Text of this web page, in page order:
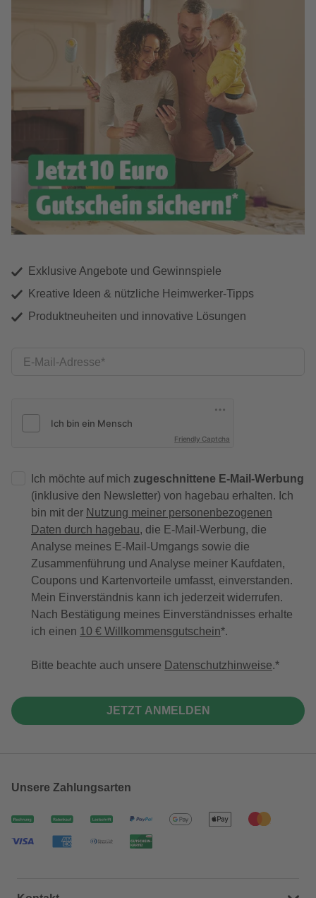
Exklusive Angebote und Gewinnspiele
Kreative Ideen & nützliche Heimwerker-Tipps
Produktneuheiten und innovative Lösungen
E-Mail-Adresse
Friendly Captcha
Ich möchte auf mich zugeschnittene E-Mail-Werbung
(inklusive den Newsletter) von hagebau erhalten. Ich
bin mit der Nutzung meiner personenbezogenen
Daten durch hagebau, die E-Mail-Werbung, die
Analyse meines E-Mail-Umgangs sowie die
Zusammenführung und Analyse meiner Kaufdaten,
Coupons und Kartenvorteile umfasst, einverstanden.
Mein Einverständnis kann ich jederzeit widerrufen.
Nach Bestätigung meines Einverständnisses erhalte
ich einen 10 € Willkommensgutschein*.
Bitte beachte auch unsere Datenschutzhinweise.
JETZT ANMELDEN
Unsere Zahlungsarten